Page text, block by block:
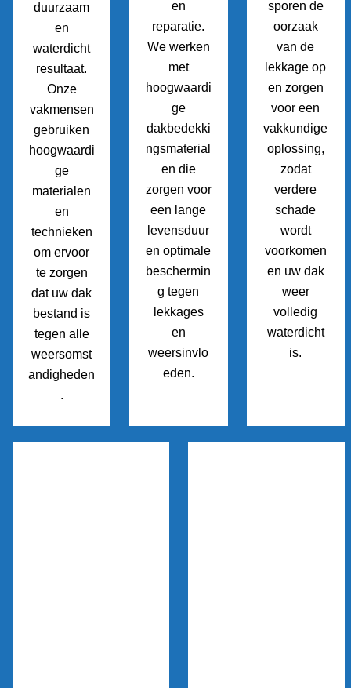
duurzaam
en
waterdicht
resultaat.
Onze
vakmensen
gebruiken
hoogwaardi
ge
materialen
en
technieken
om ervoor
te zorgen
dat uw dak
bestand is
tegen alle
weersomst
andigheden
.
en
reparatie.
We werken
met
hoogwaardi
ge
dakbedekki
ngsmaterial
en die
zorgen voor
een lange
levensduur
en optimale
beschermin
g tegen
lekkages
en
weersinvlo
eden.
sporen de
oorzaak
van de
lekkage op
en zorgen
voor een
vakkundige
oplossing,
zodat
verdere
schade
wordt
voorkomen
en uw dak
weer
volledig
waterdicht
is.